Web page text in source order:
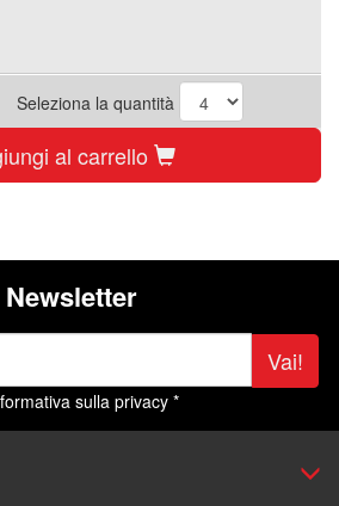
Seleziona la quantità
al carrello
Newsletter
Vai!
sulla privacy *